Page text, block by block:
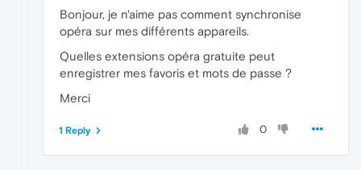
Bonjour, je n'aime pas comment synchronise
opéra sur mes différents appareils.
Quelles extensions opéra gratuite peut
enregistrer mes favoris et mots de passe ?
Merci
0
1 Reply